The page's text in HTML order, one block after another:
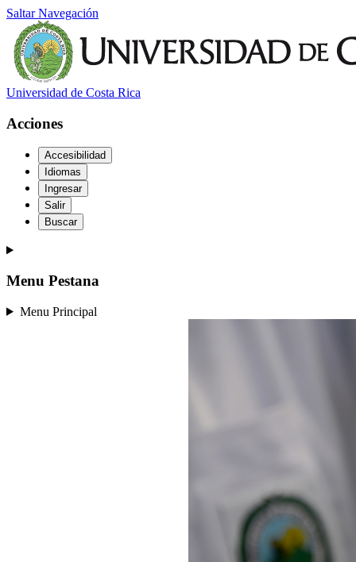
Saltar Navegación
Universidad de Costa Rica
Acciones
Accesibilidad
Idiomas
Ingresar
Salir
Buscar
Menu Pestana
Menu Principal